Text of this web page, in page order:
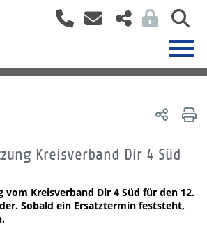
Kreisverband Dir 4 Süd
vom Kreisverband Dir 4 Süd für den 12.
Sobald ein Ersatztermin feststeht,